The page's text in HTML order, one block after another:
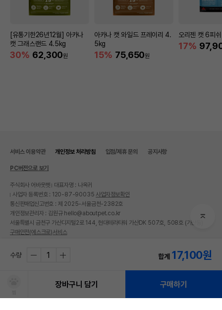
[유통기한26년12월] 아카나
캣 그래스랜드 4.5kg
30% 62,300원
아카나 캣 와일드 프레이리 4.
5kg
15% 75,650원
오리젠 캣 6피
17%
수량 합계 17,100원
장바구니 담기 구매하기
서비스 이용약관 개인정보 처리방침 입점/제휴 문의 공지사항
PC버전으로 보기
주식회사 어바웃펫
대표자명 : 나옥귀
사업자 등록번호 : 120-87-90035 사업자정보확인
통신판매업신고번호 : 제 2025-서울금천-2382호
개인정보관리자 : 김원규 hello@aboutpet.co.kr
서울특별시 금천구 가산디지털2로 144, 현대테라타워 가산DK 507호, 508호 (가산동)
구매안전(에스크로)서비스